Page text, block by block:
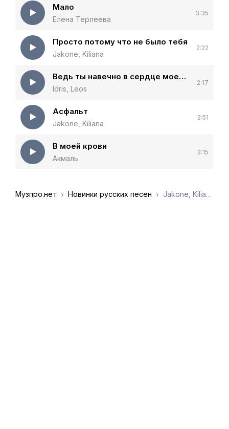
Мало
Елена Терлеева
3:35
Просто потому что не было тебя
Jakone, Kiliana
2:22
Ведь ты навечно в сердце моем в моей крови
Idris, Leos
2:17
Асфальт
Jakone, Kiliana
2:51
В моей крови
Акмаль
3:15
Музпро.нет Новинки русских песен Jakone, Kiliana - Жиганская